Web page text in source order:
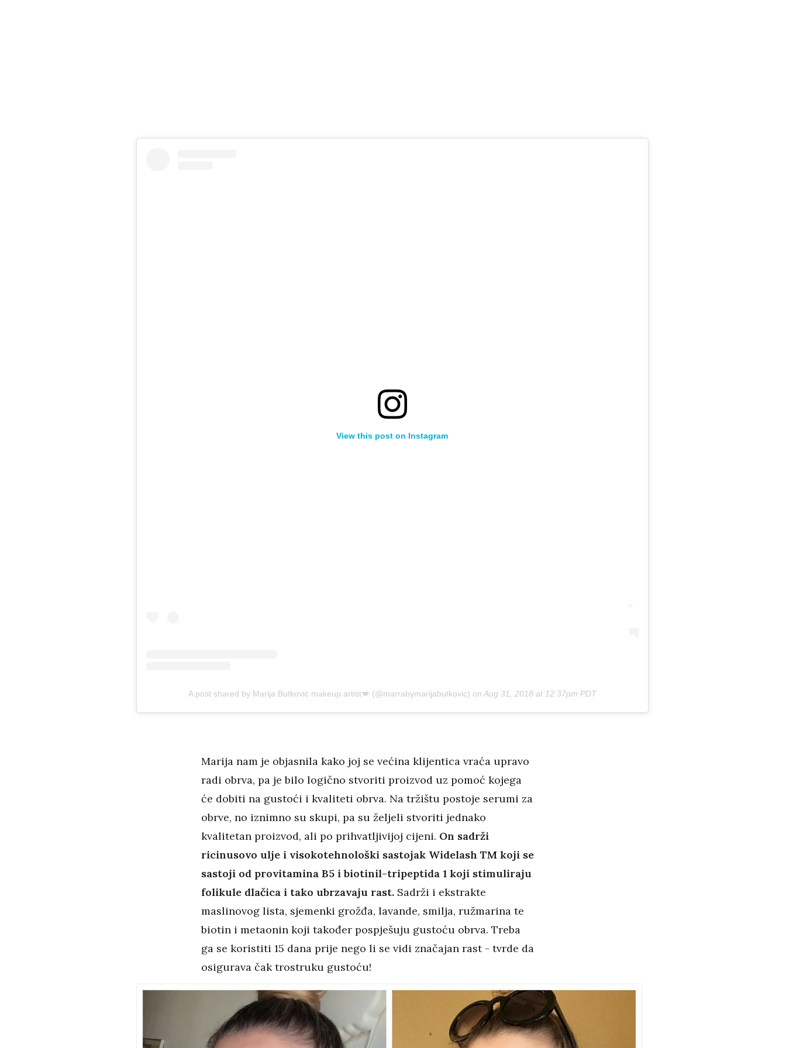
View this post on Instagram
A post shared by Marija Butković makeup artist💋 (@marrabymarijabutkovic) on Aug 31, 2018 at 12:37pm PDT
Marija nam je objasnila kako joj se većina klijentica vraća upravo
radi obrva, pa je bilo logično stvoriti proizvod uz pomoć kojega
će dobiti na gustoći i kvaliteti obrva. Na tržištu postoje serumi za
obrve, no iznimno su skupi, pa su željeli stvoriti jednako
kvalitetan proizvod, ali po prihvatljivijoj cijeni. On sadrži
ricinusovo ulje i visokotehnološki sastojak Widelash TM koji se
sastoji od provitamina B5 i biotinil-tripeptida 1 koji stimuliraju
folikule dlačica i tako ubrzavaju rast. Sadrži i ekstrakte
maslinovog lista, sjemenki grožđa, lavande, smilja, ružmarina te
biotin i metaonin koji također pospješuju gustoću obrva. Treba
ga se koristiti 15 dana prije nego li se vidi značajan rast - tvrde da
osigurava čak trostruku gustoću!